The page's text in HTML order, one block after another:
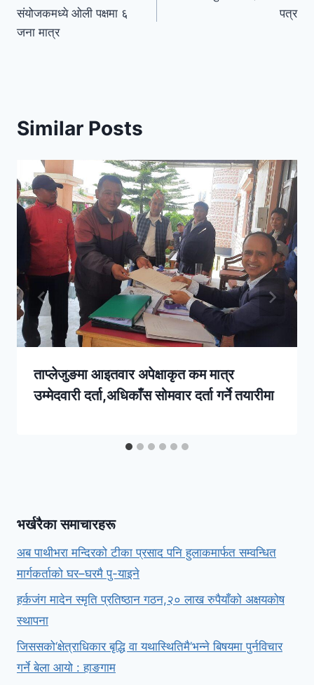
संयोजकमध्ये ओली पक्षमा ६
जना मात्र
पत्र
Similar Posts
ताप्लेजुङमा आइतवार अपेक्षाकृत कम मात्र
उम्मेदवारी दर्ता,अधिकाँस सोमवार दर्ता गर्ने तयारीमा
भर्खरैका समाचारहरू
अब पाथीभरा मन्दिरको टीका प्रसाद पनि हुलाकमार्फत सम्वन्धित
मार्गकर्ताको घर–घरमै पु-याइने
हर्कजंग मादेन स्मृति प्रतिष्ठान गठन,२० लाख रुपैयाँको अक्षयकोष
स्थापना
जिससको‘क्षेत्राधिकार बृद्धि वा यथास्थितिमै’भन्ने बिषयमा पुर्नविचार
गर्ने बेला आयो : हाङगाम